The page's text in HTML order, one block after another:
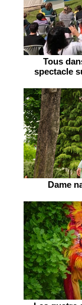
Tous
spectacle
Dame